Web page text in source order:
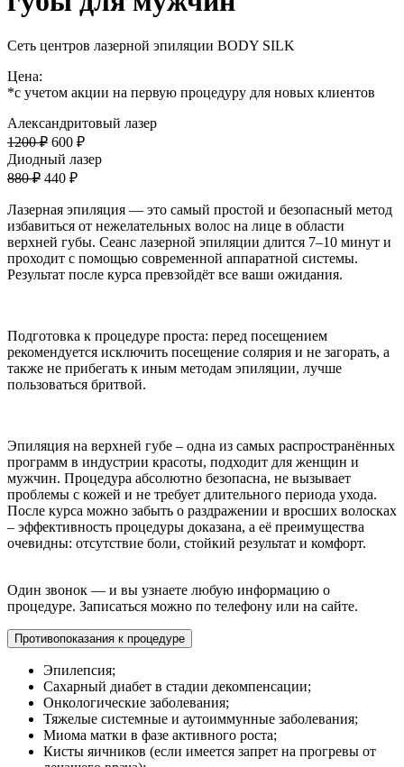
Сеть центров лазерной эпиляции BODY SILK
Цена:
*с учетом акции на первую процедуру для новых клиентов
Александритовый лазер
1200 ₽ 600 ₽
Диодный лазер
880 ₽ 440 ₽
Лазерная эпиляция — это самый простой и безопасный метод
избавиться от нежелательных волос на лице в области
верхней губы. Сеанс лазерной эпиляции длится 7–10 минут и
проходит с помощью современной аппаратной системы.
Результат после курса превзойдёт все ваши ожидания.
Подготовка к процедуре проста: перед посещением
рекомендуется исключить посещение солярия и не загорать, а
также не прибегать к иным методам эпиляции, лучше
пользоваться бритвой.
Эпиляция на верхней губе – одна из самых распространённых
программ в индустрии красоты, подходит для женщин и
мужчин. Процедура абсолютно безопасна, не вызывает
проблемы с кожей и не требует длительного периода ухода.
После курса можно забыть о раздражении и вросших волосках
– эффективность процедуры доказана, а её преимущества
очевидны: отсутствие боли, стойкий результат и комфорт.
Один звонок — и вы узнаете любую информацию о
процедуре. Записаться можно по телефону или на сайте.
Противопоказания к процедуре
Эпилепсия;
Сахарный диабет в стадии декомпенсации;
Онкологические заболевания;
Тяжелые системные и аутоиммунные заболевания;
Миома матки в фазе активного роста;
Кисты яичников (если имеется запрет на прогревы от